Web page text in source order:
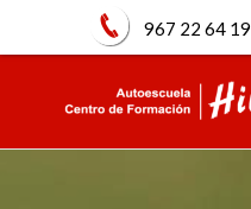
967 22 64 19